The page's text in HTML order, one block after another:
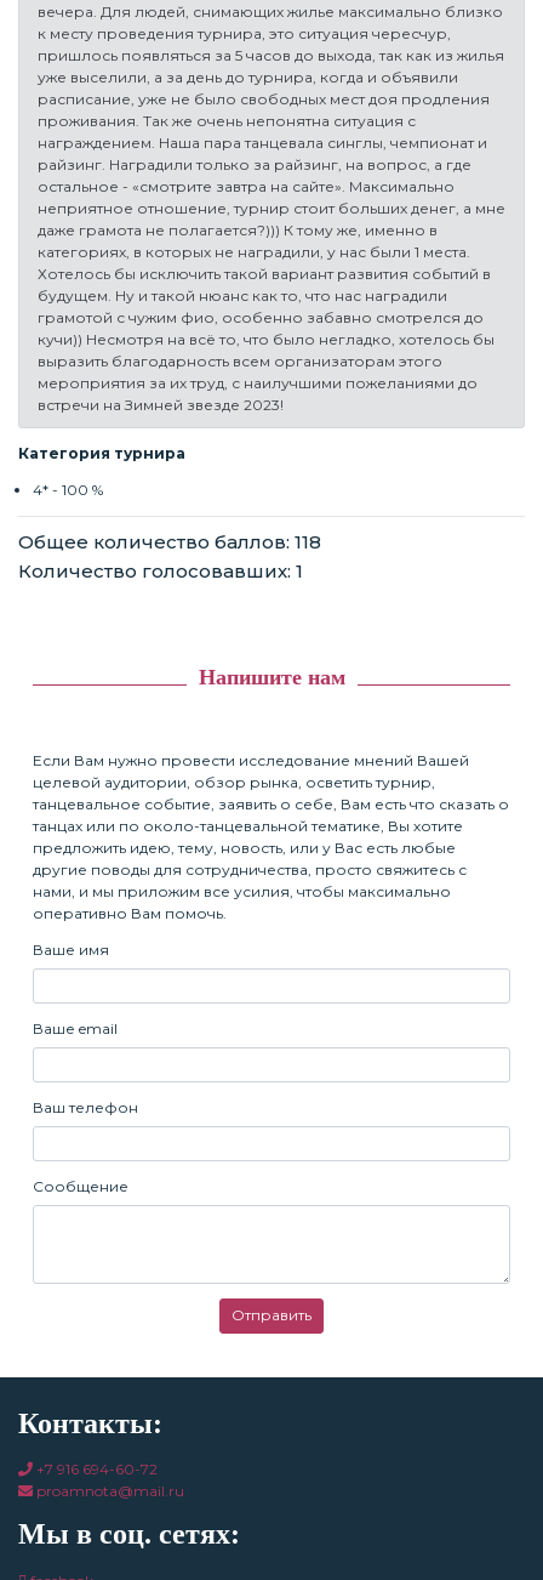
вечера. Для людей, снимающих жилье максимально близко
к месту проведения турнира, это ситуация чересчур,
пришлось появляться за 5 часов до выхода, так как из жилья
уже выселили, а за день до турнира, когда и объявили
расписание, уже не было свободных мест доя продления
проживания. Так же очень непонятна ситуация с
награждением. Наша пара танцевала синглы, чемпионат и
райзинг. Наградили только за райзинг, на вопрос, а где
остальное - «смотрите завтра на сайте». Максимально
неприятное отношение, турнир стоит больших денег, а мне
даже грамота не полагается?))) К тому же, именно в
категориях, в которых не наградили, у нас были 1 места.
Хотелось бы исключить такой вариант развития событий в
будущем. Ну и такой нюанс как то, что нас наградили
грамотой с чужим фио, особенно забавно смотрелся до
кучи)) Несмотря на всё то, что было негладко, хотелось бы
выразить благодарность всем организаторам этого
мероприятия за их труд, с наилучшими пожеланиями до
встречи на Зимней звезде 2023!
Категория турнира
4* - 100 %
Общее количество баллов: 118
Количество голосовавших: 1
Напишите нам
Если Вам нужно провести исследование мнений Вашей
целевой аудитории, обзор рынка, осветить турнир,
танцевальное событие, заявить о себе, Вам есть что сказать о
танцах или по около-танцевальной тематике, Вы хотите
предложить идею, тему, новость, или у Вас есть любые
другие поводы для сотрудничества, просто свяжитесь с
нами, и мы приложим все усилия, чтобы максимально
оперативно Вам помочь.
Ваше имя
Ваше email
Ваш телефон
Сообщение
Отправить
Контакты:
+7 916 694-60-72
proamnota@mail.ru
Мы в соц. сетях: